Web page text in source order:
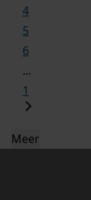
4
5
6
...
1
Meer